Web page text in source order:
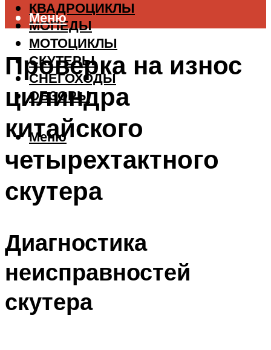
КВАДРОЦИКЛЫ
МОПЕДЫ
МОТОЦИКЛЫ
СКУТЕРЫ
СНЕГОХОДЫ
ОБЗОРЫ
Меню
Меню
Проверка на износ
цилиндра
китайского
четырехтактного
скутера
Диагностика
неисправностей
скутера